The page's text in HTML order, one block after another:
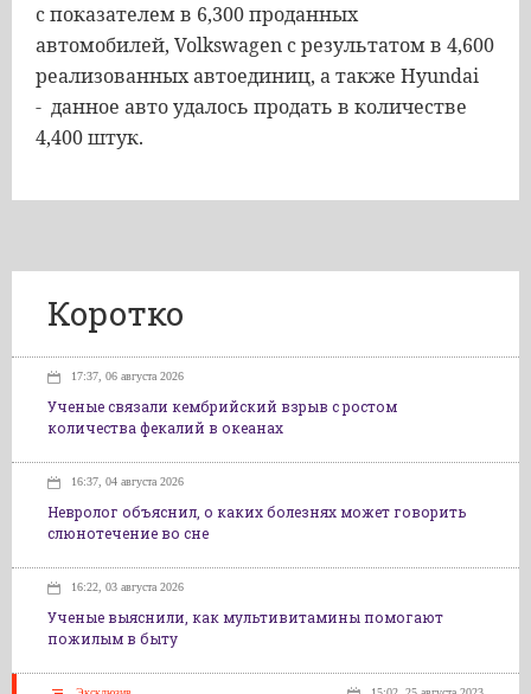
споказателемв 6,300проданных
автомобилей, Volkswagen срезультатомв 4,600
реализованныхавтоединиц, атакже Hyundai
- данное автоудалось продать в количестве
4,400штук.
Коротко
17:37, 06 августа 2026
Ученые связали кембрийский взрыв с ростом
количества фекалий в океанах
16:37, 04 августа 2026
Невролог объяснил, о каких болезнях может говорить
слюнотечение во сне
16:22, 03 августа 2026
Ученые выяснили, как мультивитамины помогают
пожилым в быту